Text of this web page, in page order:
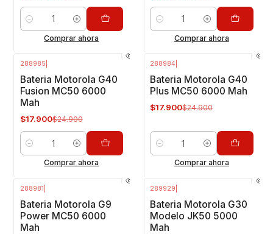
Cantidad
Comprar ahora
Cantidad
Comprar ahora
288985
Bateria Motorola G40
Fusion MC50 6000
Mah
$17.900$24.900
Cantidad
Comprar ahora
288984
Bateria Motorola G40
Plus MC50 6000 Mah
$17.900$24.900
Cantidad
Comprar ahora
288981
Bateria Motorola G9
Power MC50 6000
Mah
289929
Bateria Motorola G30
Modelo JK50 5000
Mah